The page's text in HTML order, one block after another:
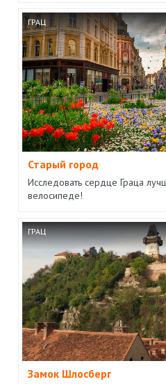
ГРАЦ
Старый город
Исследовать сердце Граца
велосипеде!
ГРАЦ
Замок Шлосберг